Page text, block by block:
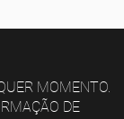
MOMENTO.
DE